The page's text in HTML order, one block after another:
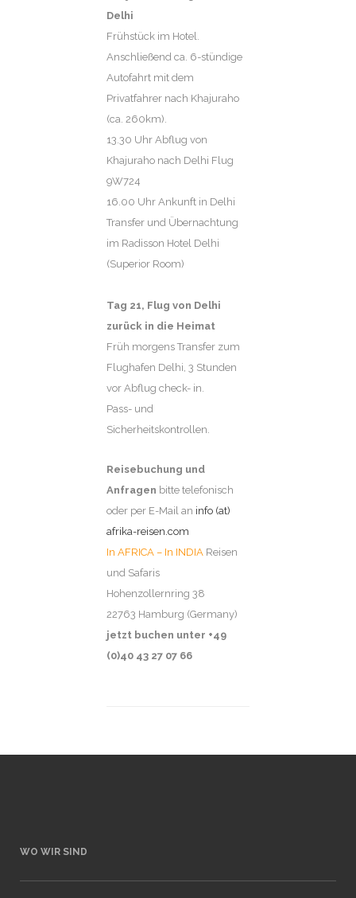
Delhi
Frühstück im Hotel.
Anschließend ca. 6-stündige
Autofahrt mit dem
Privatfahrer nach Khajuraho
(ca. 260km).
13.30 Uhr Abflug von
Khajuraho nach Delhi Flug
9W724
16.00 Uhr Ankunft in Delhi
Transfer und Übernachtung
im Radisson Hotel Delhi
(Superior Room)
Tag 21, Flug von Delhi
zurück in die Heimat
Früh morgens Transfer zum
Flughafen Delhi, 3 Stunden
vor Abflug check- in.
Pass- und
Sicherheitskontrollen.
Reisebuchung und
Anfragen bitte telefonisch
oder per E-Mail an info (at)
afrika-reisen.com
In AFRICA – In INDIA Reisen
und Safaris
Hohenzollernring 38
22763 Hamburg (Germany)
jetzt buchen unter +49
(0)40 43 27 07 66
WO WIR SIND